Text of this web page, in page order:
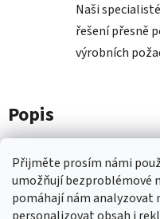
Přijměte prosím námi
umožňujíbezproblémové
pomáhají námanalyzovat
Naši
řešení přesně
výrobních
Popis
Diskuze